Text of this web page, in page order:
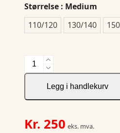
Størrelse : Medium
110/120
130/140
Basic
Active
Cardigan
J
Legg i handlekurv
Kr. 250 eks. mva.